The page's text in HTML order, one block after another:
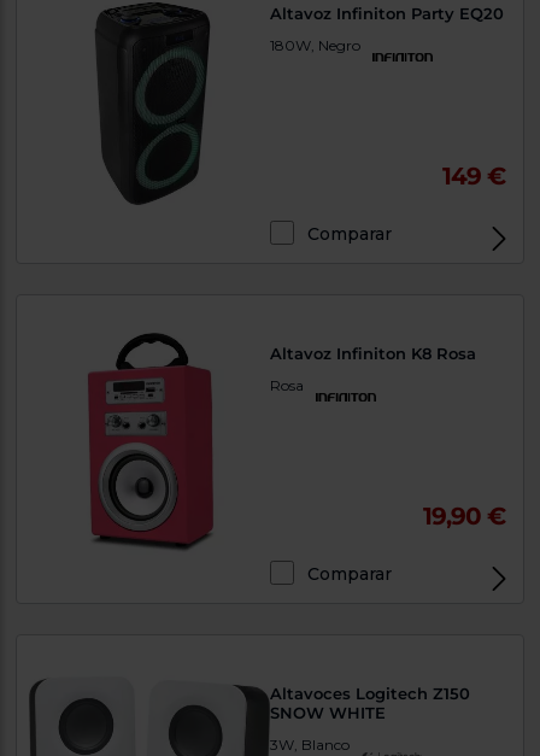
Altavoz Infiniton Party EQ20
180W, Negro
149 €
Comparar
Altavoz Infiniton K8 Rosa
Rosa
19,90 €
Comparar
Altavoces Logitech Z150
SNOW WHITE
3W, Blanco